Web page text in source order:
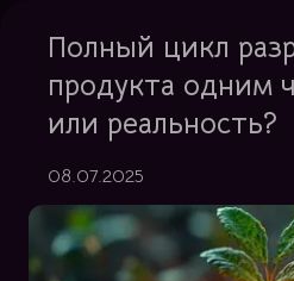
Полный цикл
продукта одним
или реальность?
08.07.2025